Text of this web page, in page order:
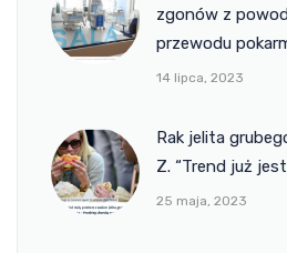
zgonów z
przewodu
14 lipca, 2023
Rak jelita
Z. “Trend już
25 maja, 2023